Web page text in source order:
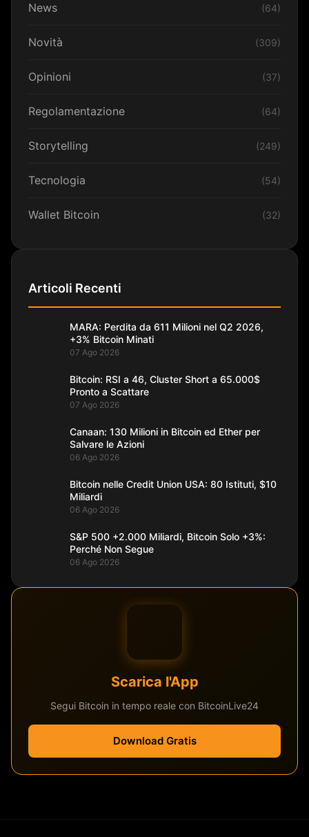
News (64)
Novità (309)
Opinioni (37)
Regolamentazione (64)
Storytelling (249)
Tecnologia (54)
Wallet Bitcoin (32)
Articoli Recenti
MARA: Perdita da 611 Milioni nel Q2 2026,
+3% Bitcoin Minati
07 Ago 2026
Bitcoin: RSI a 46, Cluster Short a 65.000$
Pronto a Scattare
07 Ago 2026
Canaan: 130 Milioni in Bitcoin ed Ether per
Salvare le Azioni
06 Ago 2026
Bitcoin nelle Credit Union USA: 80 Istituti, $10
Miliardi
06 Ago 2026
S&P 500 +2.000 Miliardi, Bitcoin Solo +3%:
Perché Non Segue
06 Ago 2026
Scarica l'App
Segui Bitcoin in tempo reale con BitcoinLive24
Download Gratis